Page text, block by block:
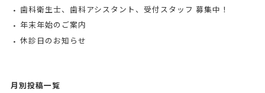
歯科衛生士、歯科アシスタント、受付スタッフ 募集中！
年末年始のご案内
休診日のお知らせ
月別投稿一覧